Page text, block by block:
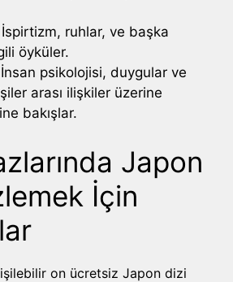
ruhlar, ve başka
öyküler.
psikolojisi, duygular ve
arası ilişkiler üzerine
bakışlar.
Japon
İçin
on ücretsiz Japon dizi